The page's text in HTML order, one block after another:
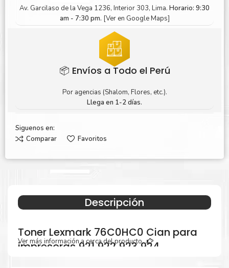
Av. Garcilaso de la Vega 1236, Interior 303, Lima. Horario: 9:30
am - 7:30 pm. [Ver en Google Maps]
📦 Envíos a Todo el Perú
Por agencias (Shalom, Flores, etc.).
Llega en 1-2 días.
Siguenos en:
Comparar
Favoritos
Descripción
Toner Lexmark 76C0HC0 Cian para
impresoras 921 922 923 924
Ver más información a cerca del producto...